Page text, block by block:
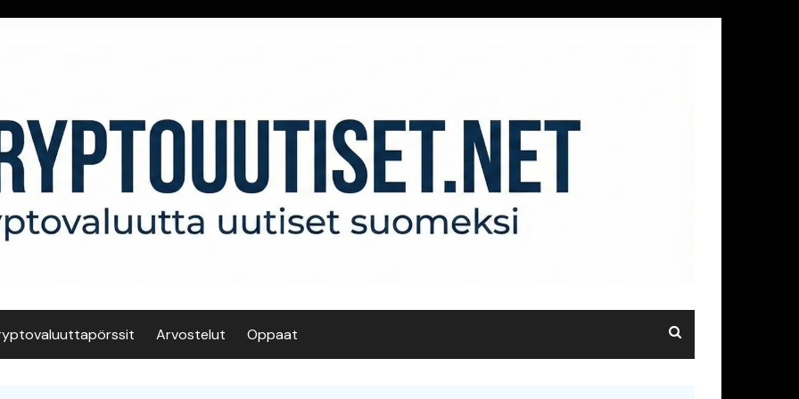
Arvostelut Oppaat